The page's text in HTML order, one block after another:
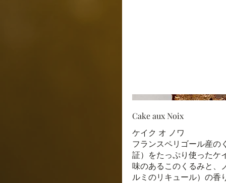
Cake aux Noix
ケイク オ ノワ
フランスペリゴール産の
証）をたっぷり使ったケ
味のあるこのくるみと、
ルミのリキュール）の香